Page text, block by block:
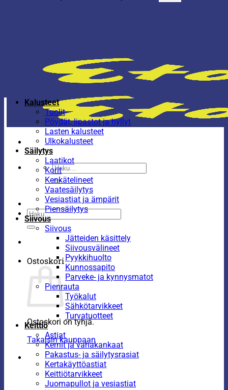
Etsi:
Etsi:
Ostoskori
Ostoskori on tyhjä.
Takaisin kauppaan
Kalusteet
Tuolit
Pöydät, lipastot ja hyllyt
Lasten kalusteet
Ulkokalusteet
Säilytys
Laatikot
Korit
Kenkätelineet
Vaatesäilytys
Vesiastiat ja ämpärit
Piensäilytys
Siivous
Siivous
Jätteiden käsittely
Siivousvälineet
Pyykkihuolto
Kunnossapito
Parveke- ja kynnysmatot
Pienrauta
Työkalut
Sähkötarvikkeet
Turvatuotteet
Keittiö
Astiat
Kernit ja vahakankaat
Pakastus- ja säilytysrasiat
Kertakäyttöastiat
Keittiötarvikkeet
Juomapullot ja vesiastiat